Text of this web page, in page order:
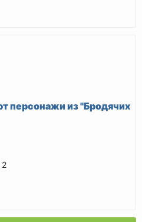
персонажи из "Бродячих
2